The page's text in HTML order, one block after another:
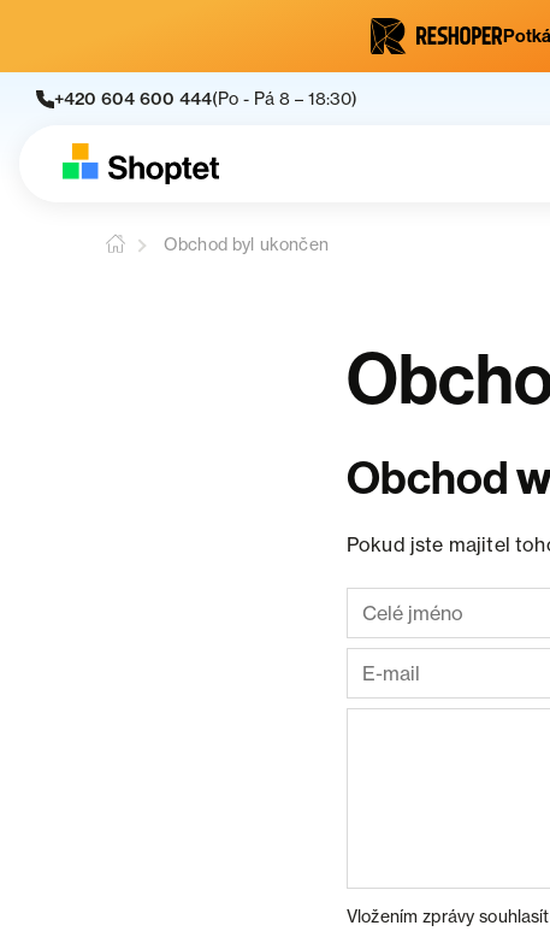
+420 604 600 444(Po - Pá 8 – 18:30)
Obchod byl ukončen
Obchod
Pokud jste majitel
Vložením zprávy